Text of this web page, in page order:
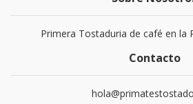
Primera Tostaduria de café en la
Contacto